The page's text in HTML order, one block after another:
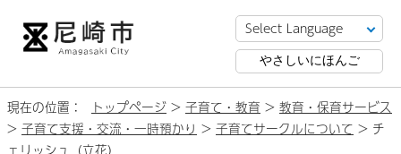
やさしいにほんご
現在の位置： トップページ > 子育て・教育 > 教育・保育サービス
> 子育て支援・交流・一時預かり > 子育てサークルについて > チ
ェリッシュ（立花）